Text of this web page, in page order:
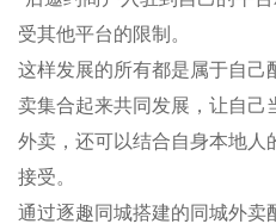
受其他平台的限制。
这样发展的所有都是属于自己
卖集合起来共同发展，让自己
外卖，还可以结合自身本地人
接受。
通过逐趣同城搭建的同城外卖